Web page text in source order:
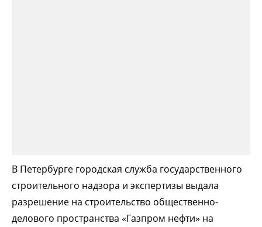
В Петербурге городская служба государственного
строительного надзора и экспертизы выдала
разрешение на строительство общественно-
делового пространства «Газпром нефти» на